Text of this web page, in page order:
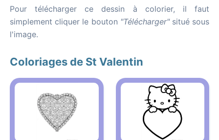
Pour télécharger ce dessin à colorier, il faut
simplement cliquer le bouton "Télécharger"situé sous
l'image.
Coloriages de St Valentin